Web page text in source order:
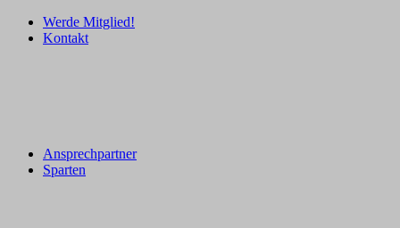
Werde Mitglied!
Kontakt
Ansprechpartner
Sparten